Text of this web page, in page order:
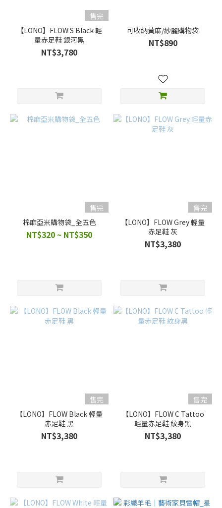
售完
【LONO】FLOW S Black 輕
量赤足鞋 銀河黑
NT$3,780
可收納黃麻/紗麗購物袋
NT$890
售完
棉麻亞米購物袋_全五色
NT$320 ~ NT$350
售完
【LONO】FLOW Grey 輕量
赤足鞋 灰
NT$3,380
售完
【LONO】FLOW Black 輕量
赤足鞋 黑
NT$3,380
售完
【LONO】FLOW C Tattoo
輕量赤足鞋 紋身黑
NT$3,380